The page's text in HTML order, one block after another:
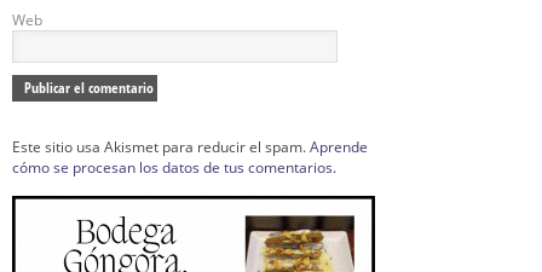
Web
Este sitio usa Akismet para reducir el spam.Aprende
cómo se procesan los datos de tus comentarios.